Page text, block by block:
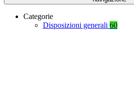
Categorie
Disposizioni generali 60